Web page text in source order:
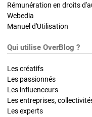
Rémunération en droits
Webedia
Manuel d'Utilisation
Qui utilise OverBlog ?
Les créatifs
Les passionnés
Les influenceurs
Les entreprises,
Les experts